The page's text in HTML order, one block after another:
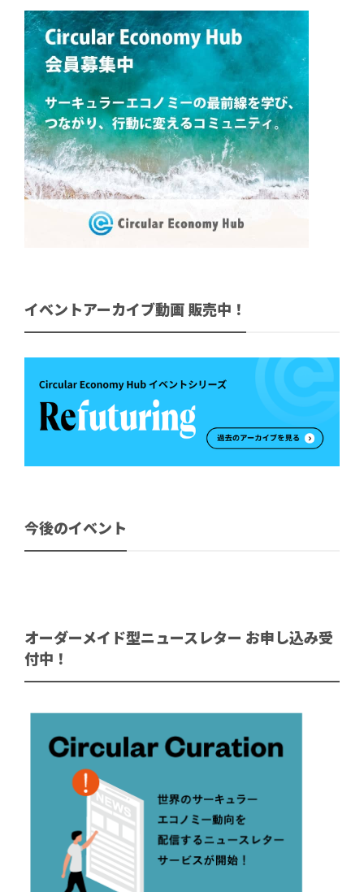
イベントアーカイブ動画 販売中！
今後のイベント
オーダーメイド型ニュースレター お申し込み受
付中！